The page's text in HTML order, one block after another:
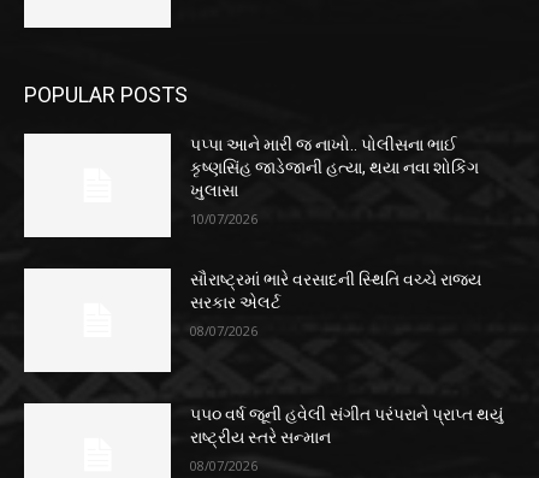
POPULAR POSTS
પપ્પા આને મારી જ નાખો.. પોલીસના ભાઈ
કૃષ્ણસિંહ જાડેજાની હત્યા, થયા નવા શોકિંગ
ખુલાસા
10/07/2026
સૌરાષ્ટ્રમાં ભારે વરસાદની સ્થિતિ વચ્ચે રાજ્ય
સરકાર એલર્ટ
08/07/2026
૫૫૦ વર્ષ જૂની હવેલી સંગીત પરંપરાને પ્રાપ્ત થયું
રાષ્ટ્રીય સ્તરે સન્માન
08/07/2026